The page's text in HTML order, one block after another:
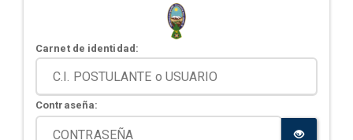
Carnet de identidad:
Contraseña: